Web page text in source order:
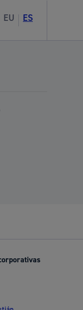
EU ES